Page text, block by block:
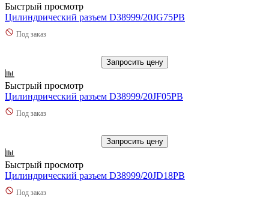
Быстрый просмотр
Цилиндрический разъем D38999/20JG75PB
Под заказ
Запросить цену
Быстрый просмотр
Цилиндрический разъем D38999/20JF05PB
Под заказ
Запросить цену
Быстрый просмотр
Цилиндрический разъем D38999/20JD18PB
Под заказ